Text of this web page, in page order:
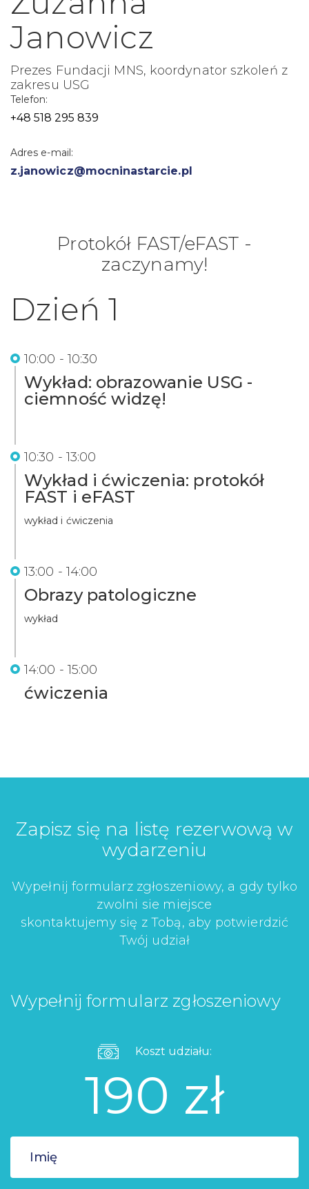
Janowicz
Prezes Fundacji MNS, koordynator szkoleń z
zakresu USG
Telefon:
+48 518 295 839
Adres e-mail:
z.janowicz@mocninastarcie.pl
Protokół FAST/eFAST -
zaczynamy!
Dzień 1
10:00 - 10:30
Wykład: obrazowanie USG -
ciemność widzę!
10:30 - 13:00
Wykład i ćwiczenia: protokół
FAST i eFAST
wykład i ćwiczenia
13:00 - 14:00
Obrazy patologiczne
wykład
14:00 - 15:00
ćwiczenia
Zapisz się na listę rezerwową w
wydarzeniu
Wypełnij formularz zgłoszeniowy, a gdy tylko
zwolni sie miejsce
skontaktujemy się z Tobą, aby potwierdzić
Twój udział
Wypełnij formularz zgłoszeniowy
Koszt udziału:
190 zł